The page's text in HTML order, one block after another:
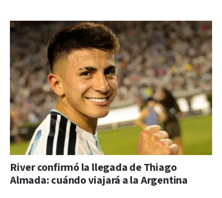
River confirmó la llegada de Thiago
Almada: cuándo viajará a la Argentina